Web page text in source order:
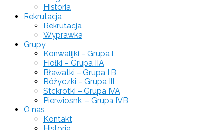
Historia
Rekrutacja
Rekrutacja
Wyprawka
Grupy
Konwalijki – Grupa I
Fiołki – Grupa IIA
Bławatki – Grupa IIB
Różyczki – Grupa III
Stokrotki – Grupa IVA
Pierwiosnki – Grupa IVB
O nas
Kontakt